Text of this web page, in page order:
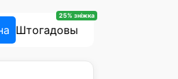
Штогадовы
25% зніжка